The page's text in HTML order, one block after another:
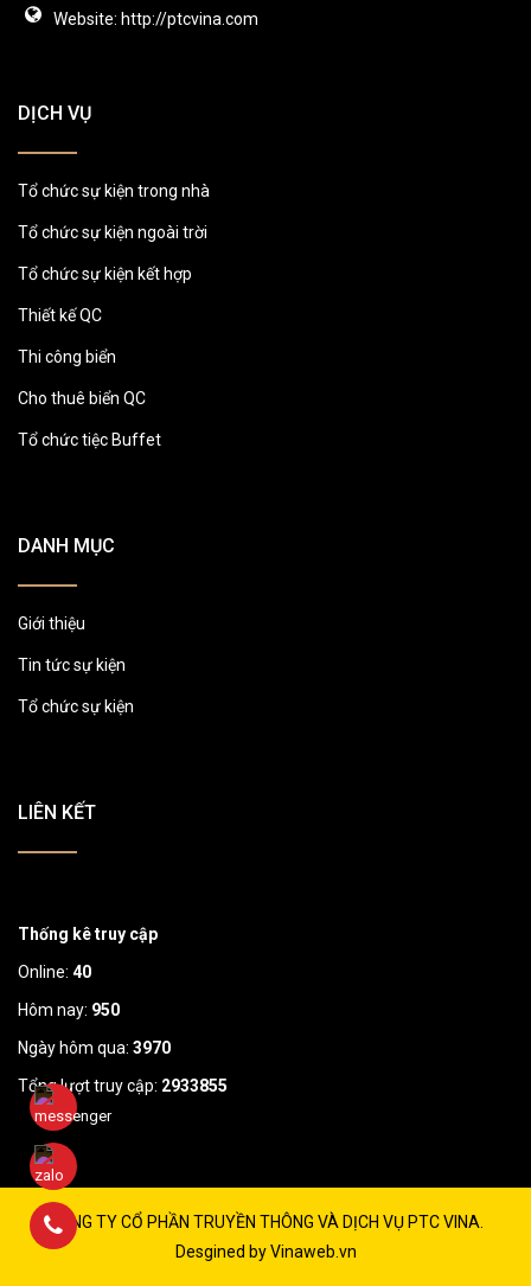
Website: http://ptcvina.com
DỊCH VỤ
Tổ chức sự kiện trong nhà
Tổ chức sự kiện ngoài trời
Tổ chức sự kiện kết hợp
Thiết kế QC
Thi công biển
Cho thuê biển QC
Tổ chức tiệc Buffet
DANH MỤC
Giới thiệu
Tin tức sự kiện
Tổ chức sự kiện
LIÊN KẾT
Thống kê truy cập
Online: 40
Hôm nay: 950
Ngày hôm qua: 3970
Tổng lượt truy cập: 2933855
CÔNG TY CỔ PHẦN TRUYỀN THÔNG VÀ DỊCH VỤ PTC VINA.
Desgined by Vinaweb.vn